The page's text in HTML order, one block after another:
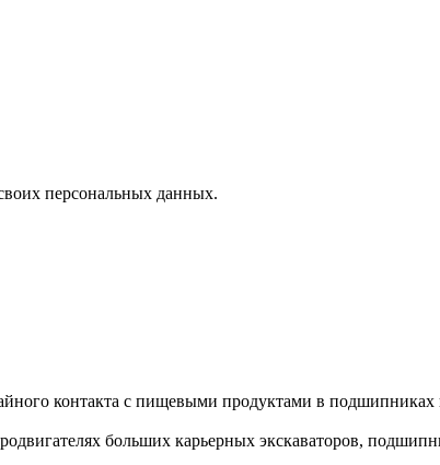
персональных данных.
контакта с пищевыми продуктами в подшипниках
больших карьерных экскаваторов,